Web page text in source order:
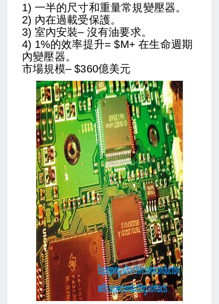
1) 一半的尺寸和重量常規變壓器。
2) 內在過載受保護。
3) 室內安裝– 沒有油要求。
4) 1%的效率提升= $M+ 在生命週期
內變壓器。
市場規模– $360億美元